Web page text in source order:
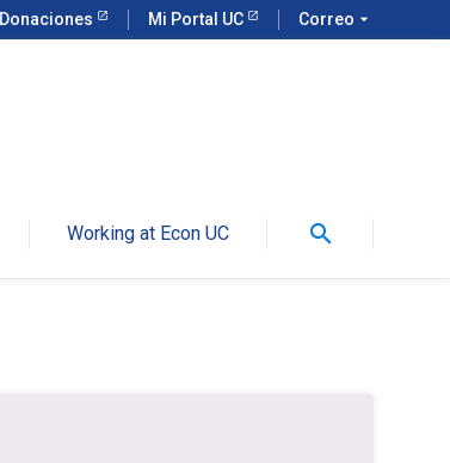
Donaciones Mi Portal UC Correo arrow_drop_down
Working at Econ UC search